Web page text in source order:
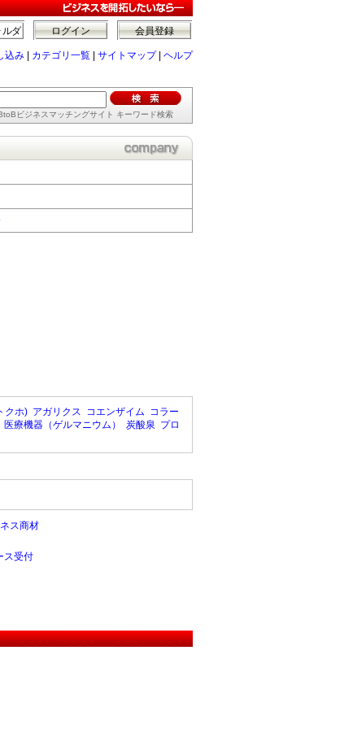
会員登録
ログイン
ルダ
込み カテゴリ一覧 サイトマップ| ヘルプ
ビジネスマッチングサイト キーワード検索
クホ) アガリクス コエンザイム コラー
医療機器（ゲルマニウム） 炭酸泉 プロ
ス商材
ス受付